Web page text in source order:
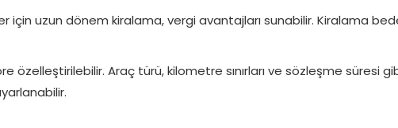
için uzun dönem kiralama, vergi avantajları sunabilir. Kiralama
özelleştirilebilir. Araç türü, kilometre sınırları ve sözleşme süresi